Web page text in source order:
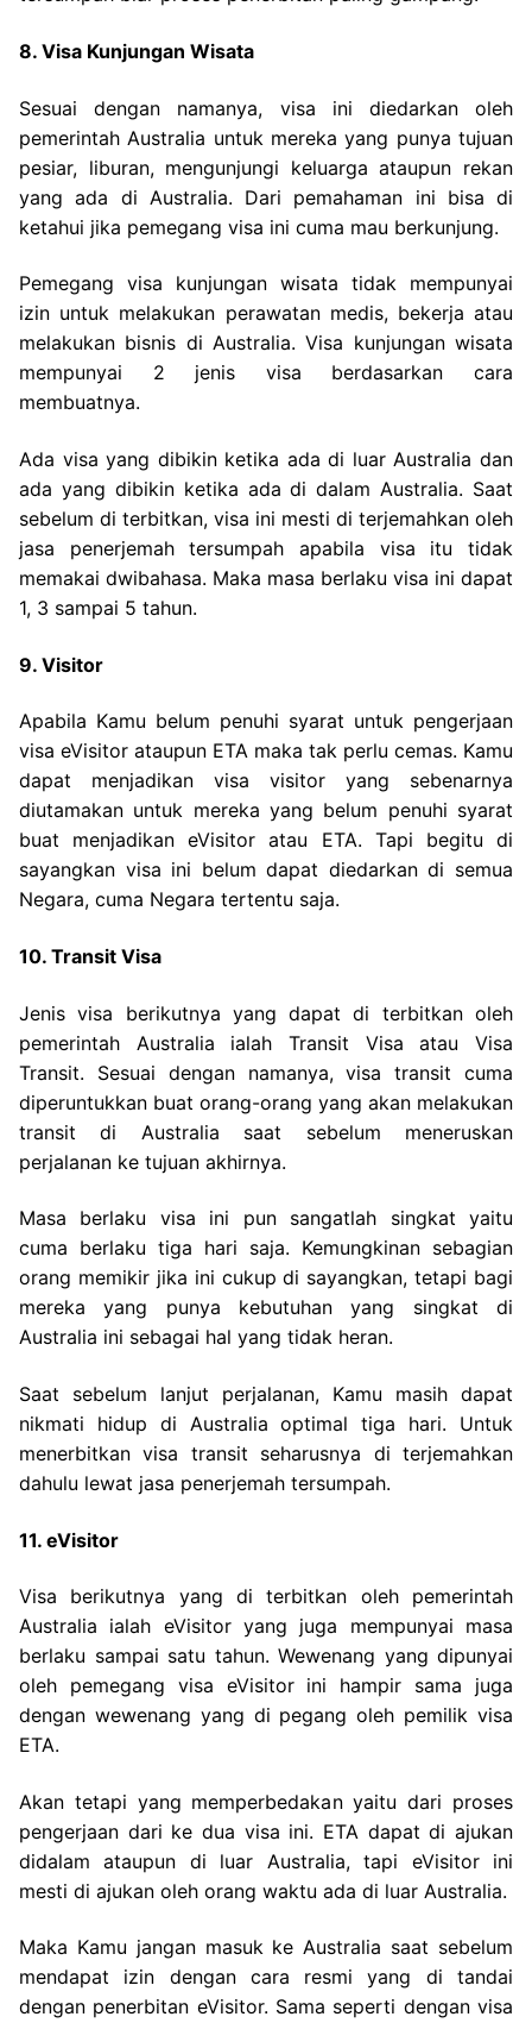
8. Visa Kunjungan Wisata
Sesuai dengan namanya, visa ini diedarkan oleh
pemerintah Australia untuk mereka yang punya tujuan
pesiar, liburan, mengunjungi keluarga ataupun rekan
yang ada di Australia. Dari pemahaman ini bisa di
ketahui jika pemegang visa ini cuma mau berkunjung.
Pemegang visa kunjungan wisata tidak mempunyai
izin untuk melakukan perawatan medis, bekerja atau
melakukan bisnis di Australia. Visa kunjungan wisata
mempunyai 2 jenis visa berdasarkan cara
membuatnya.
Ada visa yang dibikin ketika ada di luar Australia dan
ada yang dibikin ketika ada di dalam Australia. Saat
sebelum di terbitkan, visa ini mesti di terjemahkan oleh
jasa penerjemah tersumpah apabila visa itu tidak
memakai dwibahasa. Maka masa berlaku visa ini dapat
1, 3 sampai 5 tahun.
9. Visitor
Apabila Kamu belum penuhi syarat untuk pengerjaan
visa eVisitor ataupun ETA maka tak perlu cemas. Kamu
dapat menjadikan visa visitor yang sebenarnya
diutamakan untuk mereka yang belum penuhi syarat
buat menjadikan eVisitor atau ETA. Tapi begitu di
sayangkan visa ini belum dapat diedarkan di semua
Negara, cuma Negara tertentu saja.
10. Transit Visa
Jenis visa berikutnya yang dapat di terbitkan oleh
pemerintah Australia ialah Transit Visa atau Visa
Transit. Sesuai dengan namanya, visa transit cuma
diperuntukkan buat orang-orang yang akan melakukan
transit di Australia saat sebelum meneruskan
perjalanan ke tujuan akhirnya.
Masa berlaku visa ini pun sangatlah singkat yaitu
cuma berlaku tiga hari saja. Kemungkinan sebagian
orang memikir jika ini cukup di sayangkan, tetapi bagi
mereka yang punya kebutuhan yang singkat di
Australia ini sebagai hal yang tidak heran.
Saat sebelum lanjut perjalanan, Kamu masih dapat
nikmati hidup di Australia optimal tiga hari. Untuk
menerbitkan visa transit seharusnya di terjemahkan
dahulu lewat jasa penerjemah tersumpah.
11. eVisitor
Visa berikutnya yang di terbitkan oleh pemerintah
Australia ialah eVisitor yang juga mempunyai masa
berlaku sampai satu tahun. Wewenang yang dipunyai
oleh pemegang visa eVisitor ini hampir sama juga
dengan wewenang yang di pegang oleh pemilik visa
ETA.
Akan tetapi yang memperbedakan yaitu dari proses
pengerjaan dari ke dua visa ini. ETA dapat di ajukan
didalam ataupun di luar Australia, tapi eVisitor ini
mesti di ajukan oleh orang waktu ada di luar Australia.
Maka Kamu jangan masuk ke Australia saat sebelum
mendapat izin dengan cara resmi yang di tandai
dengan penerbitan eVisitor. Sama seperti dengan visa